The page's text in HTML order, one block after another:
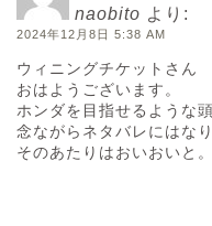
naobito より:
2024年12月8日 5:38 AM
ウィニングチケットさん
おはようございます。
ホンダを目指せるような
念ながらネタバレにはな
そのあたりはおいおいと。